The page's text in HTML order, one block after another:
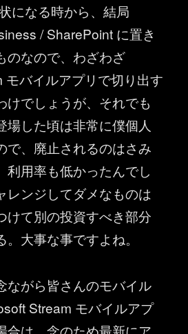
になる時から、結局
/ SharePoint に置き
のなので、わざわざ
モバイルアプリで切り出す
けでしょうが、それでも
場した頃は非常に僕個人
で、廃止されるのはさみ
利用率も低かったんでし
レンジしてダメなものは
けて別の投資すべき部分
大事な事ですよね。
ながら皆さんのモバイル
Stream モバイルアプ
合は、念のため最新にア